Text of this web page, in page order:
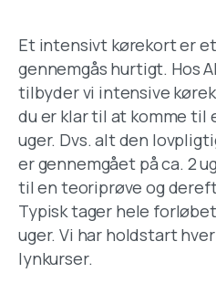
Et intensivt kørekort er
gennemgås hurtigt. Hos
tilbyder vi intensive
du er klar til at komme til
uger. Dvs. alt den
er gennemgået på ca. 2
til en teoriprøve og
Typisk tager hele
uger. Vi har holdstart
lynkurser.